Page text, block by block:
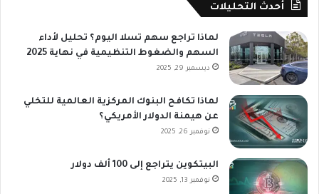
أحدث التحليلات
لماذا تراجع سهم تسلا اليوم؟ تحليل لأداء
السهم والضغوط التنظيمية في نهاية 2025
ديسمبر 29, 2025
لماذا تكافح البنوك المركزية العالمية للتخلي
عن هيمنة الدولار الأمريكي؟
نوفمبر 26, 2025
البيتكوين يتراجع إلى 100 ألف دولار
نوفمبر 13, 2025